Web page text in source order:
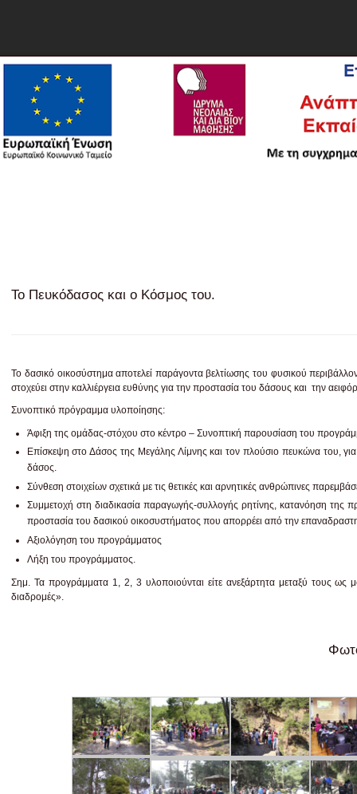
Το Πευκόδασος και ο Κόσμος του.
Το δασικό οικοσύστημα αποτελεί παράγοντα βελτίωσης του φυσικού
στοχεύει στην καλλιέργεια ευθύνης για την προστασία του δάσους και την
Συνοπτικό πρόγραμμα υλοποίησης:
Άφιξη της ομάδας-στόχου στο κέντρο – Συνοπτική παρουσίαση του
Επίσκεψη στο Δάσος της Μεγάλης Λίμνης και τον πλούσιο πευκώνα του,
δάσος.
Σύνθεση στοιχείων σχετικά με τις θετικές και αρνητικές ανθρώπινες
Συμμετοχή στη διαδικασία παραγωγής-συλλογής ρητίνης, κατανόηση της
προστασία του δασικού οικοσυστήματος που απορρέει από την
Αξιολόγηση του προγράμματος
Λήξη του προγράμματος.
Σημ. Τα προγράμματα 1, 2, 3 υλοποιούνται είτε ανεξάρτητα μεταξύ τους ως
διαδρομές».